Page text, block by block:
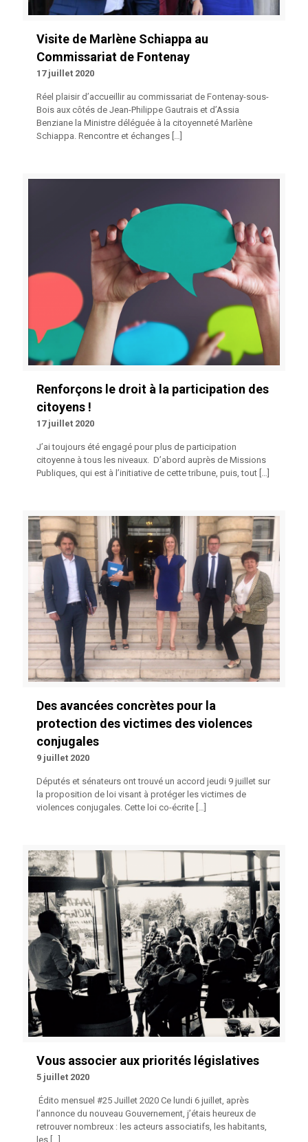
Visite de Marlène Schiappa au
Commissariat de Fontenay
17 juillet 2020
Réel plaisir d’accueillir au commissariat de Fontenay-sous-
Bois aux côtés de Jean-Philippe Gautrais et d’Assia
Benziane la Ministre déléguée à la citoyenneté Marlène
Schiappa. Rencontre et échanges
Renforçons le droit à la participation des
citoyens !
17 juillet 2020
J’ai toujours été engagé pour plus de participation
citoyenne à tous les niveaux. D’abord auprès de Missions
Publiques, qui est à l’initiative de cette tribune, puis, tout
Des avancées concrètes pour la
protection des victimes des violences
conjugales
9 juillet 2020
Députés et sénateurs ont trouvé un accord jeudi 9 juillet sur
la proposition de loi visant à protéger les victimes de
violences conjugales. Cette loi co-écrite
Vous associer aux priorités législatives
5 juillet 2020
Édito mensuel #25 Juillet 2020 Ce lundi 6 juillet, après
l’annonce du nouveau Gouvernement, j’étais heureux de
retrouver nombreux : les acteurs associatifs, les habitants,
les